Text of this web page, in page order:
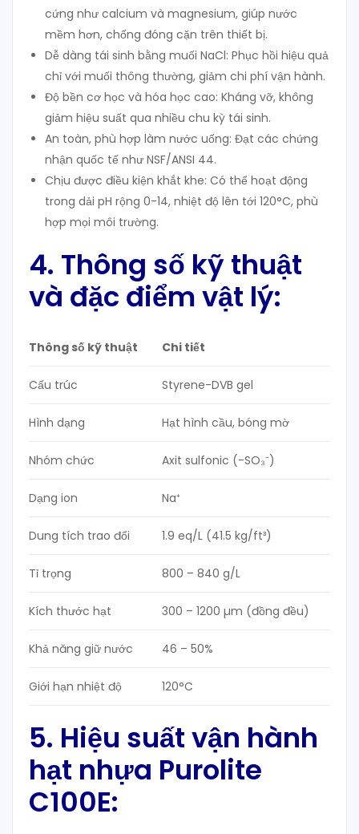
cứng như calcium và magnesium, giúp nước
mềm hơn, chống đóng cặn trên thiết bị.
Dễ dàng tái sinh bằng muối NaCl: Phục hồi hiệu quả
chỉ với muối thông thường, giảm chi phí vận hành.
Độ bền cơ học và hóa học cao: Kháng vỡ, không
giảm hiệu suất qua nhiều chu kỳ tái sinh.
An toàn, phù hợp làm nước uống: Đạt các chứng
nhận quốc tế như NSF/ANSI 44.
Chịu được điều kiện khắt khe: Có thể hoạt động
trong dải pH rộng 0-14, nhiệt độ lên tới 120°C, phù
hợp mọi môi trường.
4. Thông số kỹ thuật
và đặc điểm vật lý:
Thông số kỹ thuật Chi tiết
Cấu trúc Styrene-DVB gel
Hình dạng Hạt hình cầu, bóng mờ
Nhóm chức Axit sulfonic (-SO₃⁻)
Dạng ion Na⁺
Dung tích trao đổi 1.9 eq/L (41.5 kg/ft³)
Tỉ trọng 800 – 840 g/L
Kích thước hạt 300 – 1200 µm (đồng đều)
Khả năng giữ nước 46 – 50%
Giới hạn nhiệt độ 120°C
5. Hiệu suất vận hành
hạt nhựa Purolite
C100E: